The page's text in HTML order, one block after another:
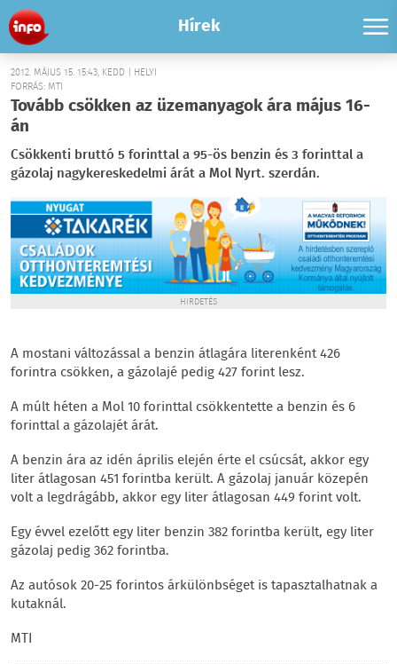
Hírek
2012. MÁJUS 15. 15:43, KEDD | HELYI
FORRÁS: MTI
Tovább csökken az üzemanyagok ára május 16-
án
Csökkenti bruttó 5 forinttal a 95-ös benzin és 3 forinttal a
gázolaj nagykereskedelmi árát a Mol Nyrt. szerdán.
HIRDETÉS
A mostani változással a benzin átlagára literenként 426
forintra csökken, a gázolajé pedig 427 forint lesz.
A múlt héten a Mol 10 forinttal csökkentette a benzin és 6
forinttal a gázolajét árát.
A benzin ára az idén április elején érte el csúcsát, akkor egy
liter átlagosan 451 forintba került. A gázolaj január közepén
volt a legdrágább, akkor egy liter átlagosan 449 forint volt.
Egy évvel ezelőtt egy liter benzin 382 forintba került, egy liter
gázolaj pedig 362 forintba.
Az autósok 20-25 forintos árkülönbséget is tapasztalhatnak a
kutaknál.
MTI